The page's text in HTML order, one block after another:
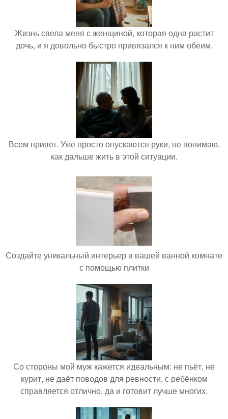
Жизнь свела меня с женщиной, которая одна растит
дочь, и я довольно быстро привязался к ним обеим.
Всем привет. Уже просто опускаются руки, не понимаю,
как дальше жить в этой ситуации.
Создайте уникальный интерьер в вашей ванной комнате
с помощью плитки
Со стороны мой муж кажется идеальным: не пьёт, не
курит, не даёт поводов для ревности, с ребёнком
справляется отлично, да и готовит лучше многих.